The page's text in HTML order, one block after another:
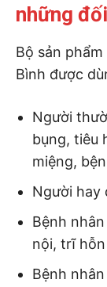
những
Bộ sản
Bình được
Người
bụng, tiêu
miệng,
Người hay
Bệnh
nội, trĩ
Bệnh